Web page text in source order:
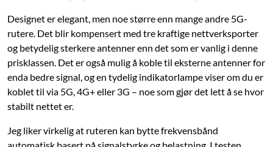
Designet er elegant, men noe større enn mange andre 5G-
rutere. Det blir kompensert med tre kraftige nettverksporter
og betydelig sterkere antenner enn det som er vanlig i denne
prisklassen. Det er også mulig å koble til eksterne antenner for
enda bedre signal, og en tydelig indikatorlampe viser om du er
koblet til via 5G, 4G+ eller 3G – noe som gjør det lett å se hvor
stabilt nettet er.
Jeg liker virkelig at ruteren kan bytte frekvensbånd